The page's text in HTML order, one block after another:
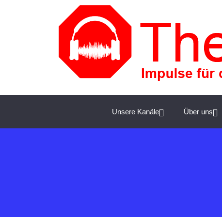
Unsere Kanäle Über uns